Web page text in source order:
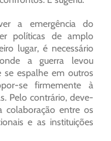
a emergência do
políticas de amplo
lugar, é necessário
a guerra levou
se espalhe em outros
se firmemente à
Pelo contrário, deve-
colaboração entre os
e as instituições